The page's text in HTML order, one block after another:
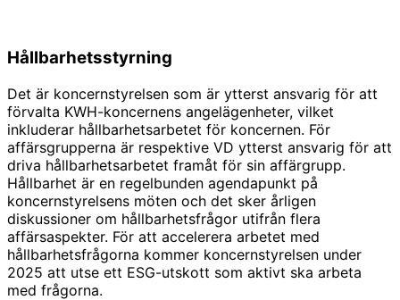
Hållbarhetsstyrning
Det är koncernstyrelsen som är ytterst ansvarig för att
förvalta KWH-koncernens angelägenheter, vilket
inkluderar hållbarhetsarbetet för koncernen. För
affärsgrupperna är respektive VD ytterst ansvarig för att
driva hållbarhetsarbetet framåt för sin affärgrupp.
Hållbarhet är en regelbunden agendapunkt på
koncernstyrelsens möten och det sker årligen
diskussioner om hållbarhetsfrågor utifrån flera
affärsaspekter. För att accelerera arbetet med
hållbarhetsfrågorna kommer koncernstyrelsen under
2025 att utse ett ESG-utskott som aktivt ska arbeta
med frågorna.